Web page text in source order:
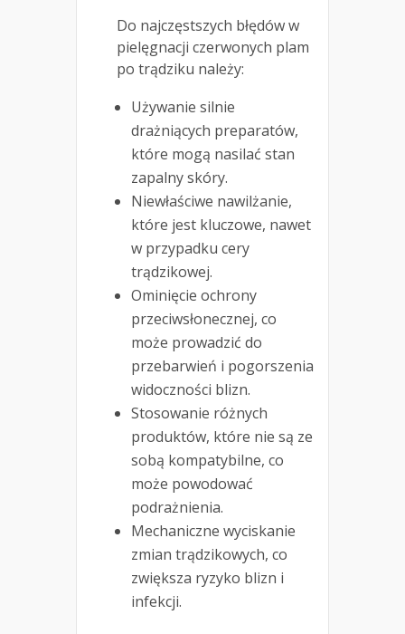
Do najczęstszych błędów w
pielęgnacji czerwonych plam
po trądziku należy:
Używanie silnie
drażniących preparatów,
które mogą nasilać stan
zapalny skóry.
Niewłaściwe nawilżanie,
które jest kluczowe, nawet
w przypadku cery
trądzikowej.
Ominięcie ochrony
przeciwsłonecznej, co
może prowadzić do
przebarwień i pogorszenia
widoczności blizn.
Stosowanie różnych
produktów, które nie są ze
sobą kompatybilne, co
może powodować
podrażnienia.
Mechaniczne wyciskanie
zmian trądzikowych, co
zwiększa ryzyko blizn i
infekcji.